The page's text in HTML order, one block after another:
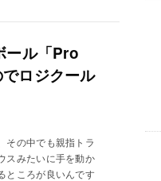
ール「Pro
ロジクール
その中でも親指トラ
スみたいに手を動か
ところが良いんです